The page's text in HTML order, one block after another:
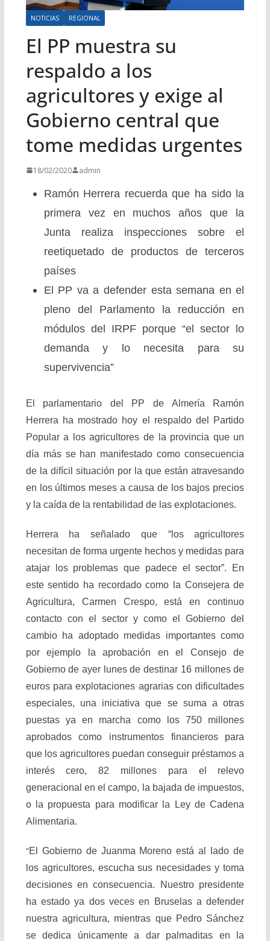
NOTICIAS REGIONAL
El PP muestra su
respaldo a los
agricultores y exige al
Gobierno central que
tome medidas urgentes
18/02/2020 admin
Ramón Herrera recuerda que ha sido la
primera vez en muchos años que la
Junta realiza inspecciones sobre el
reetiquetado de productos de terceros
países
El PP va a defender esta semana en el
pleno del Parlamento la reducción en
módulos del IRPF porque “el sector lo
demanda y lo necesita para su
supervivencia”
El parlamentario del PP de Almería Ramón
Herrera ha mostrado hoy el respaldo del Partido
Popular a los agricultores de la provincia que un
día más se han manifestado como consecuencia
de la difícil situación por la que están atravesando
en los últimos meses a causa de los bajos precios
y la caída de la rentabilidad de las explotaciones.
Herrera ha señalado que “los agricultores
necesitan de forma urgente hechos y medidas para
atajar los problemas que padece el sector”. En
este sentido ha recordado como la Consejera de
Agricultura, Carmen Crespo, está en continuo
contacto con el sector y como el Gobierno del
cambio ha adoptado medidas importantes como
por ejemplo la aprobación en el Consejo de
Gobierno de ayer lunes de destinar 16 millones de
euros para explotaciones agrarias con dificultades
especiales, una iniciativa que se suma a otras
puestas ya en marcha como los 750 millones
aprobados como instrumentos financieros para
que los agricultores puedan conseguir préstamos a
interés cero, 82 millones para el relevo
generacional en el campo, la bajada de impuestos,
o la propuesta para modificar la Ley de Cadena
Alimentaria.
“El Gobierno de Juanma Moreno está al lado de
los agricultores, escucha sus necesidades y toma
decisiones en consecuencia. Nuestro presidente
ha estado ya dos veces en Bruselas a defender
nuestra agricultura, mientras que Pedro Sánchez
se dedica únicamente a dar palmaditas en la